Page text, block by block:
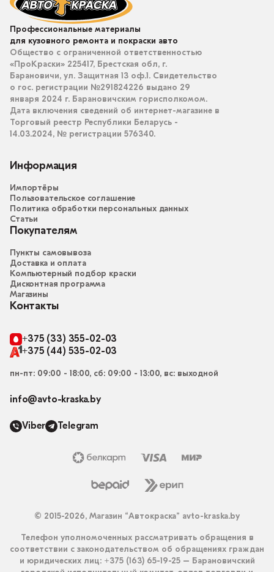
Профессиональные материалы
для кузовного ремонта и покраски авто
Общество с ограниченной ответственностью
«ПроКраски» 225417, Брестская обл, г.
Барановичи, ул. Защитная 13 оф.1. Свидетельство
о гос. регистрации №291824226 выдано 29
января 2024 г. Барановичским горисполкомом.
Дата включения сведений об интернет-магазине в
Торговый реестр Республики Беларусь -
14.03.2024, № регистрации 576340.
Информация
Импортёры
Пользовательское соглашение
Политика обработки персональных данных
Статьи
Покупателям
Пункты самовывоза
Доставка и оплата
Компьютерный подбор краски
Дисконтная программа
Магазины
Контакты
+375 (33) 355-02-03
+375 (44) 535-02-03
пн-пт: 09:00 - 18:00, сб: 09:00 - 13:00, вс: выходной
info@avto-kraska.by
Viber Telegram
© 2015-2026, Магазин “Автокраска” avto-kraska.by
Телефон уполномоченных рассматривать обращения в
соответствии с законодательством об обращениях граждан
и юридических лиц: +375 (163) 65-19-25 – Барановичский